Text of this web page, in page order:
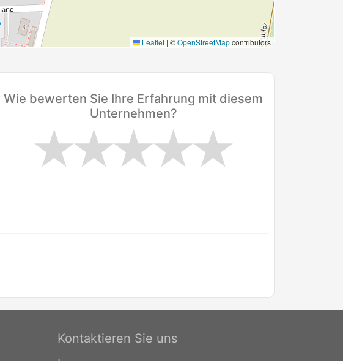
Leaflet | ©OpenStreetMapcontributors
Wie bewerten Sie Ihre Erfahrung mit diesem
Unternehmen?
Kontaktieren Sie uns